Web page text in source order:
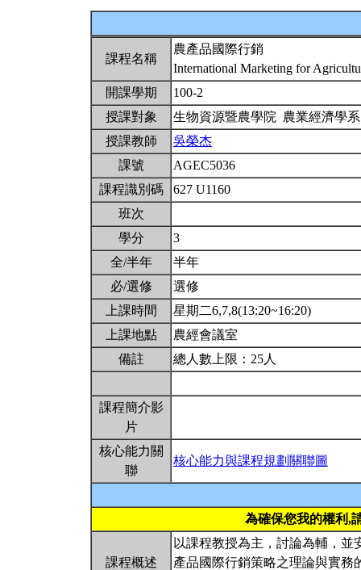
課程名稱
農產品國際行銷
International Marketing for
開課學期
100-2
授課對象
生物資源暨農學院 農業經濟學
授課教師
吳榮杰
課號
AGEC5036
課程識別碼
627 U1160
班次
學分
3
全/半年
半年
必/選修
選修
上課時間
星期二6,7,8(13:20~16:20)
上課地點
農經會議室
備註
總人數上限：25人
課程簡介影
片
核心能力關
聯
核心能力與課程規劃關聯圖
為確保您我的權利,
課程概述
以課程教授為主，討論為輔，
產品國際行銷策略之理論與實務